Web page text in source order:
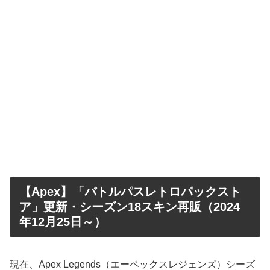
【Apex】「バトルパスレトロパックスト
ア」更新・シーズン18スキン再販（2024
年12月25日～）
現在、Apex Legends（エーペックスレジェンズ）シーズ